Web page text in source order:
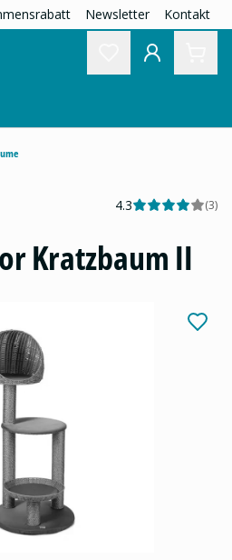
Newsletter Kontakt
4.3 (3)
Kratzbaum II